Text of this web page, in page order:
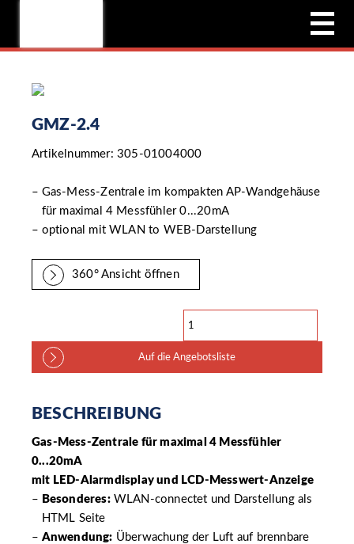
GMZ-2.4
Artikelnummer: 305-01004000
Gas-Mess-Zentrale im kompakten AP-Wandgehäuse
für maximal 4 Messfühler 0...20mA
optional mit WLAN to WEB-Darstellung
360° Ansicht öffnen
BESCHREIBUNG
Gas-Mess-Zentrale für maximal 4 Messfühler
0...20mA
mit LED-Alarmdisplay und LCD-Messwert-Anzeige
Besonderes:WLAN-connectet und Darstellung als
HTML Seite
Anwendung: Überwachung der Luft auf brennbare